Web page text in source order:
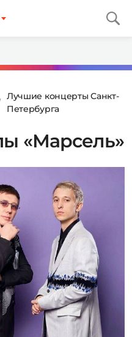
Лучшие концерты Санкт-
Петербурга
«Марсель»